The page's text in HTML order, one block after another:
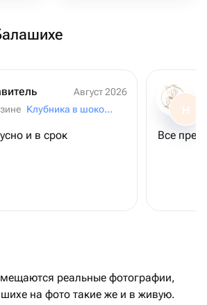
Август 2026
Клубника в шоколаде и зефир
и в срок
Н
Все
реальные фотографии,
на фото такие же и в живую.